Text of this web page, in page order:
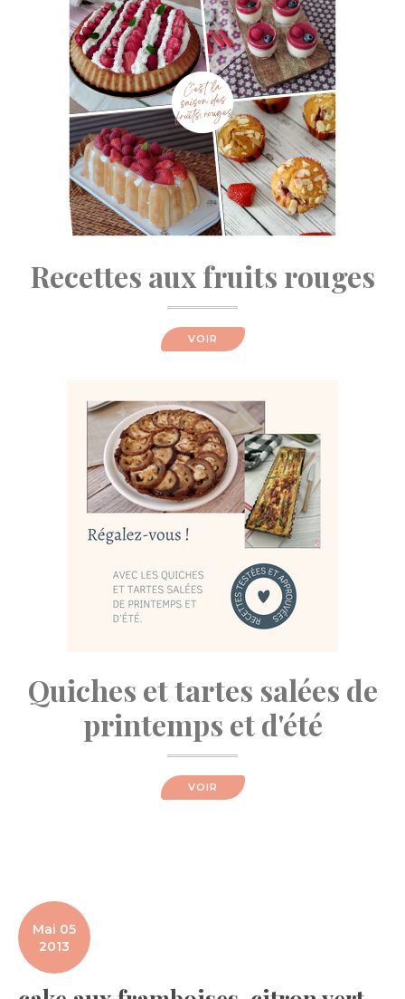
Recettes aux fruits rouges
VOIR
Quiches et tartes salées de
printemps et d'été
VOIR
Mai 05
2013